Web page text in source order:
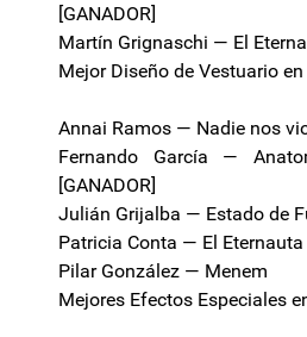
[GANADOR]
Martín Grignaschi — El
Mejor Diseño de Vestuario
Annai Ramos — Nadie nos
Fernando García —
[GANADOR]
Julián Grijalba — Estado de
Patricia Conta — El Eternauta
Pilar González — Menem
Mejores Efectos Especiales